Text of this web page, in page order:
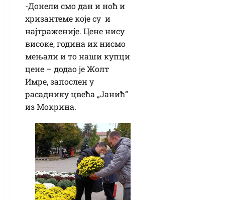
-Донели смо дан и ноћ и
хризантеме које су и
најтраженије. Цене нису
високе, година их нисмо
мењали и то наши купци
цене – додао је Жолт
Имре, запослен у
расаднику цвећа „Јанић“
из Мокрина.